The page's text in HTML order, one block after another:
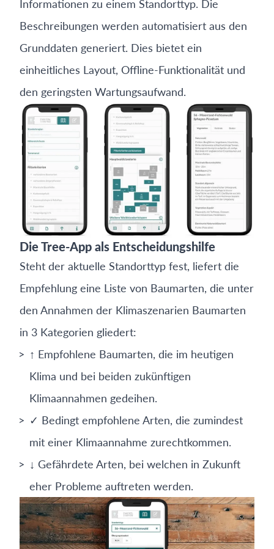
Informationen zu einem Standorttyp. Die
Beschreibungen werden automatisiert aus den
Grunddaten generiert. Dies bietet ein
einheitliches Layout, Offline-Funktionalität und
den geringsten Wartungsaufwand.
Die Tree-App als Entscheidungshilfe
Steht der aktuelle Standorttyp fest, liefert die
Empfehlung eine Liste von Baumarten, die unter
den Annahmen der Klimaszenarien Baumarten
in 3 Kategorien gliedert:
↑ Empfohlene Baumarten, die im heutigen
Klima und bei beiden zukünftigen
Klimaannahmen gedeihen.
✓ Bedingt empfohlene Arten, die zumindest
mit einer Klimaannahme zurechtkommen.
↓ Gefährdete Arten, bei welchen in Zukunft
eher Probleme auftreten werden.